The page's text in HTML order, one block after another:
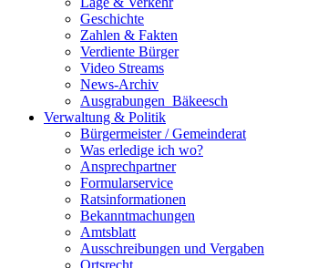
Geschichte
Zahlen & Fakten
Verdiente Bürger
Video Streams
News-Archiv
Ausgrabungen_Bäkeesch
Verwaltung & Politik
Bürgermeister / Gemeinderat
Was erledige ich wo?
Ansprechpartner
Formularservice
Ratsinformationen
Bekanntmachungen
Amtsblatt
Ausschreibungen und Vergaben
Ortsrecht